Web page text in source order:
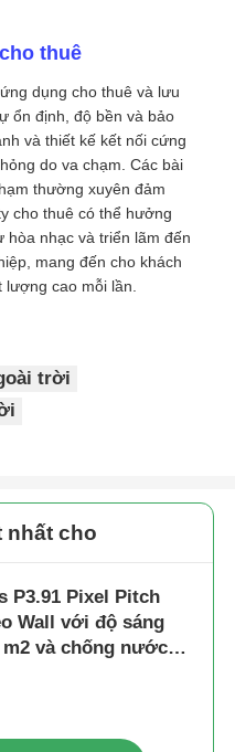
thuê
dụng cho thuê và lưu
ổn định, độ bền và bảo
và thiết kế kết nối cứng
do va chạm. Các bài
thường xuyên đảm
cho thuê có thể hưởng
nhạc và triển lãm đến
mang đến cho khách
cao mỗi lần.
trời
nhất cho
P3.91 Pixel Pitch
Wall với độ sáng
m2 và chống nước